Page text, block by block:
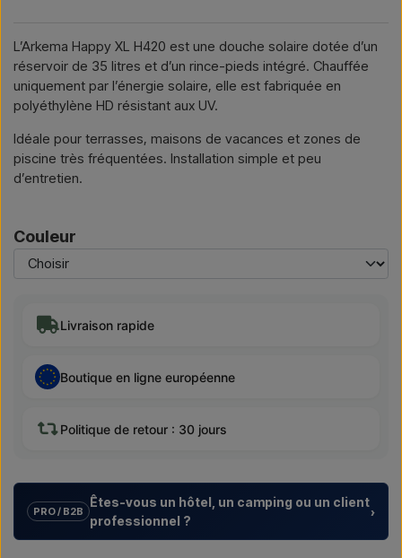
L’Arkema Happy XL H420 est une douche solaire dotée d’un
réservoir de 35 litres et d’un rince-pieds intégré. Chauffée
uniquement par l’énergie solaire, elle est fabriquée en
polyéthylène HD résistant aux UV.
Idéale pour terrasses, maisons de vacances et zones de
piscine très fréquentées. Installation simple et peu
d’entretien.
Couleur
Livraison rapide
Boutique en ligne européenne
Politique de retour : 30 jours
PRO / B2B
Êtes-vous un hôtel, un camping ou un client
professionnel ?
›